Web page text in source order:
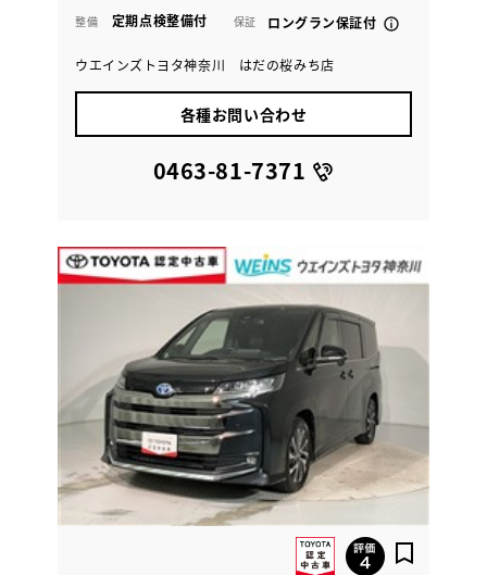
整備 定期点検整備付 保証 ロングラン保証付
ウエインズトヨタ神奈川 はだの桜みち店
各種お問い合わせ
0463-81-7371